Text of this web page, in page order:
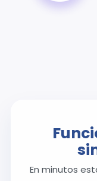
En minutos